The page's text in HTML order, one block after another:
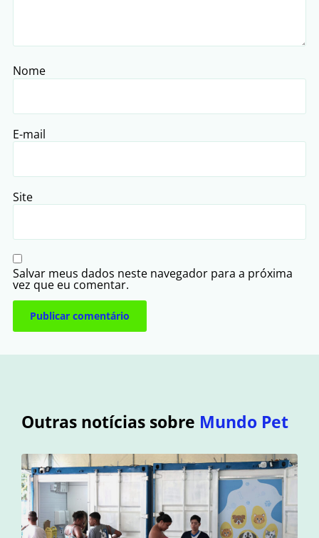
Nome
E-mail
Site
Salvar meus dados neste navegador para a próxima
vez que eu comentar.
Outras notícias sobre Mundo Pet